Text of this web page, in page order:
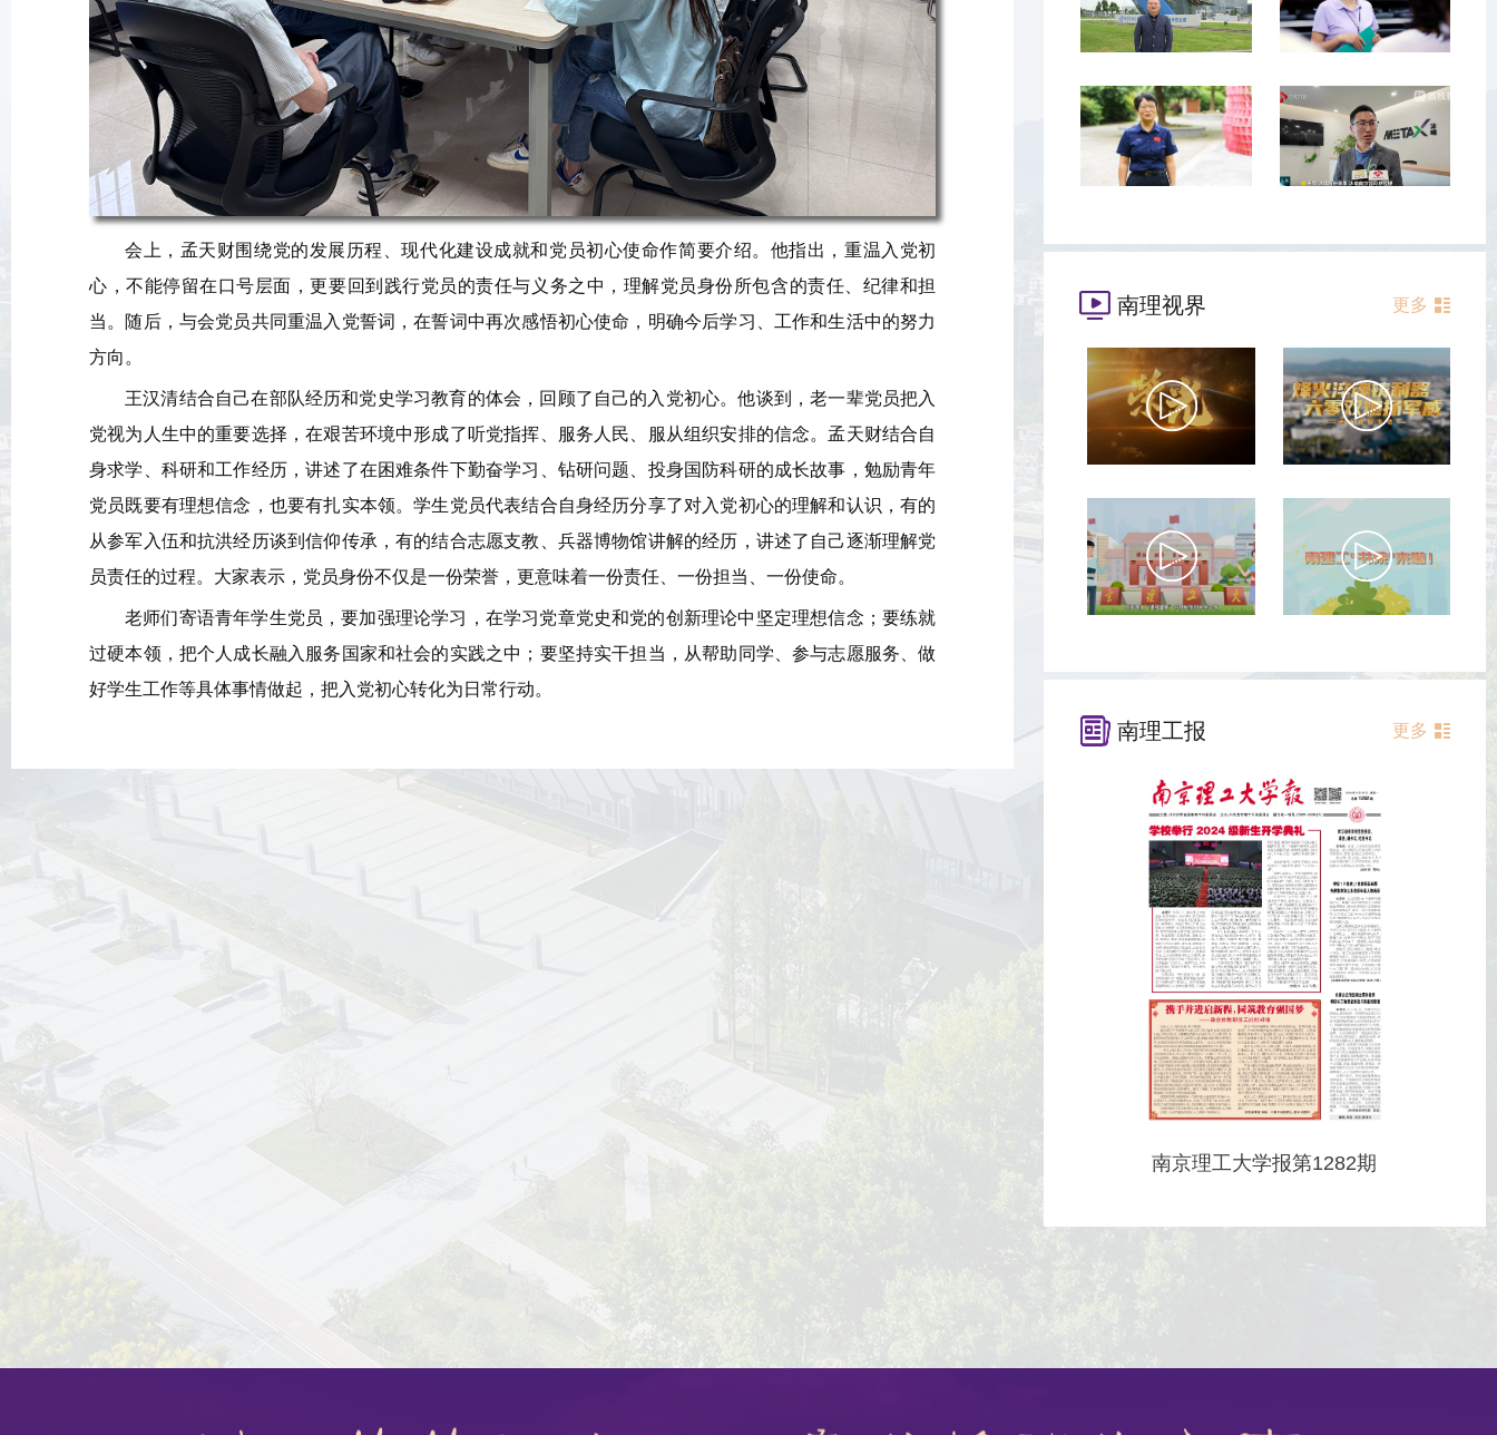
会上，孟天财围绕党的发展历程、现代化建设成就和党员初心使命作简要介绍。他指出，重温入党初
心，不能停留在口号层面，更要回到践行党员的责任与义务之中，理解党员身份所包含的责任、纪律和担
当。随后，与会党员共同重温入党誓词，在誓词中再次感悟初心使命，明确今后学习、工作和生活中的努力
方向。
王汉清结合自己在部队经历和党史学习教育的体会，回顾了自己的入党初心。他谈到，老一辈党员把入
党视为人生中的重要选择，在艰苦环境中形成了听党指挥、服务人民、服从组织安排的信念。孟天财结合自
身求学、科研和工作经历，讲述了在困难条件下勤奋学习、钻研问题、投身国防科研的成长故事，勉励青年
党员既要有理想信念，也要有扎实本领。学生党员代表结合自身经历分享了对入党初心的理解和认识，有的
从参军入伍和抗洪经历谈到信仰传承，有的结合志愿支教、兵器博物馆讲解的经历，讲述了自己逐渐理解党
员责任的过程。大家表示，党员身份不仅是一份荣誉，更意味着一份责任、一份担当、一份使命。
老师们寄语青年学生党员，要加强理论学习，在学习党章党史和党的创新理论中坚定理想信念；要练就
过硬本领，把个人成长融入服务国家和社会的实践之中；要坚持实干担当，从帮助同学、参与志愿服务、做
好学生工作等具体事情做起，把入党初心转化为日常行动。
南理视界 更多
南理工报 更多
南京理工大学报第1282期